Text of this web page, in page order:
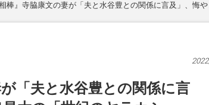
相棒』寺脇康文の妻が「夫と水谷豊との関係に言及」、悔
が「夫と水谷豊との関係に言